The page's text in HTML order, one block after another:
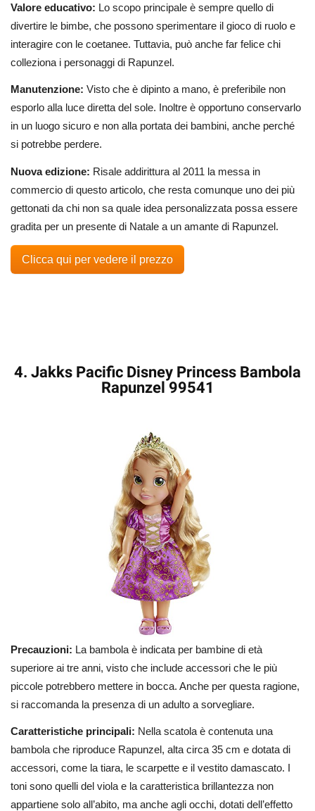
Valore educativo: Lo scopo principale è sempre quello di
divertire le bimbe, che possono sperimentare il gioco di ruolo e
interagire con le coetanee. Tuttavia, può anche far felice chi
colleziona i personaggi di Rapunzel.
Manutenzione: Visto che è dipinto a mano, è preferibile non
esporlo alla luce diretta del sole. Inoltre è opportuno conservarlo
in un luogo sicuro e non alla portata dei bambini, anche perché
si potrebbe perdere.
Nuova edizione: Risale addirittura al 2011 la messa in
commercio di questo articolo, che resta comunque uno dei più
gettonati da chi non sa quale idea personalizzata possa essere
gradita per un presente di Natale a un amante di Rapunzel.
Clicca qui per vedere il prezzo
4. Jakks Pacific Disney Princess Bambola
Rapunzel 99541
Precauzioni: La bambola è indicata per bambine di età
superiore ai tre anni, visto che include accessori che le più
piccole potrebbero mettere in bocca. Anche per questa ragione,
si raccomanda la presenza di un adulto a sorvegliare.
Caratteristiche principali: Nella scatola è contenuta una
bambola che riproduce Rapunzel, alta circa 35 cm e dotata di
accessori, come la tiara, le scarpette e il vestito damascato. I
toni sono quelli del viola e la caratteristica brillantezza non
appartiene solo all’abito, ma anche agli occhi, dotati dell’effetto